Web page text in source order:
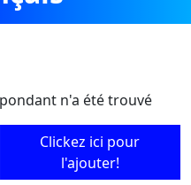
n'a été trouvé
Clickez ici pour
l'ajouter!